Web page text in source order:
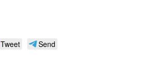
Tweet Send